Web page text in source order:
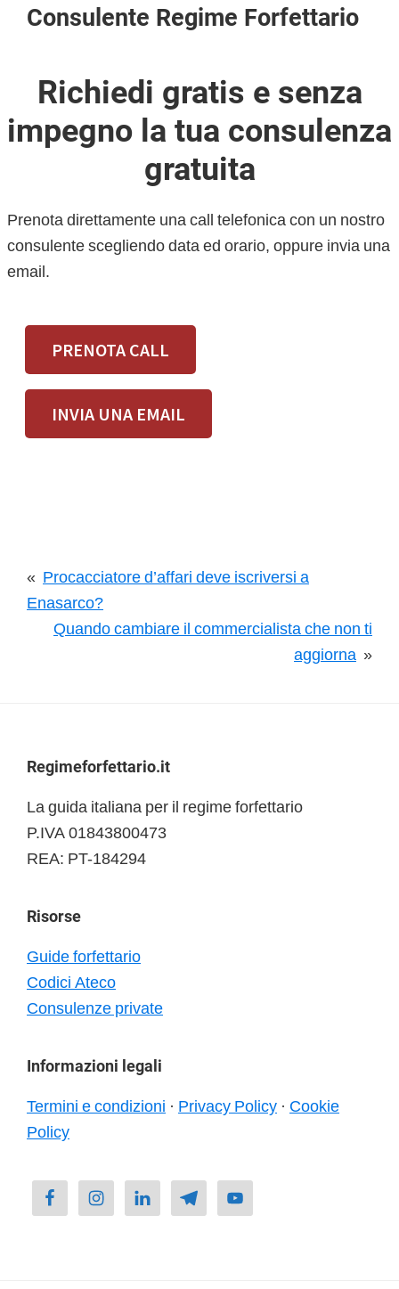
Consulente Regime Forfettario
Richiedi gratis e senza
impegno la tua consulenza
gratuita
Prenota direttamente una call telefonica con un nostro
consulente scegliendo data ed orario, oppure invia una
email.
PRENOTA CALL
INVIA UNA EMAIL
« Procacciatore d’affari deve iscriversi a
Enasarco?
Quando cambiare il commercialista che non ti
aggiorna »
Footer
Regimeforfettario.it
La guida italiana per il regime forfettario
P.IVA 01843800473
REA: PT-184294
Risorse
Guide forfettario
Codici Ateco
Consulenze private
Informazioni legali
Termini e condizioni · Privacy Policy · Cookie
Policy